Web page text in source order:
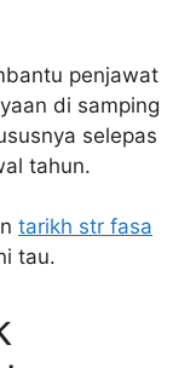
penjawat
di samping
selepas
tahun.
tarikh str fasa
tau.